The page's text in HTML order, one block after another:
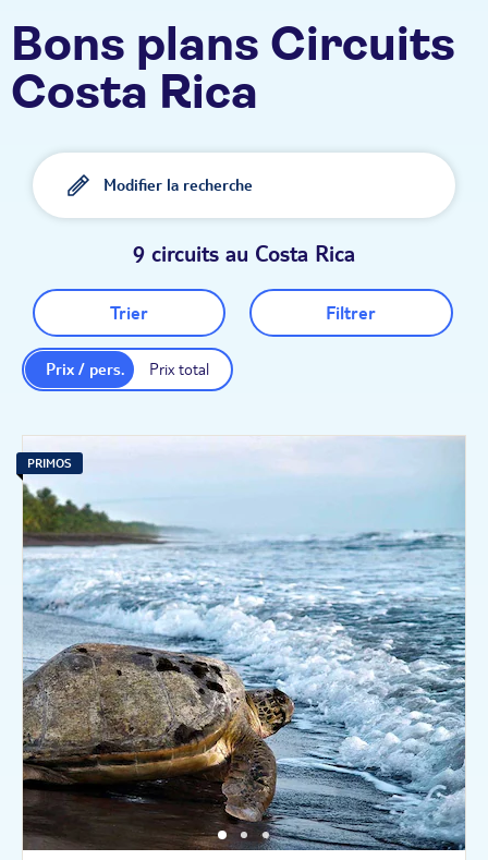
Bons plans Circuits
Costa Rica
Modifier la recherche
9 circuits au Costa Rica
Trier Filtrer
Prix total
Prix / pers.
PRIMOS